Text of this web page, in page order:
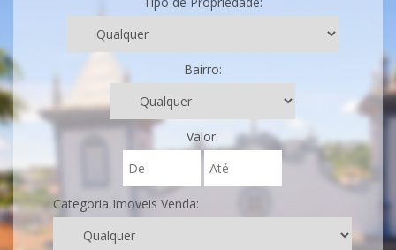
Bairro:
Valor:
Categoria Imoveis Venda: